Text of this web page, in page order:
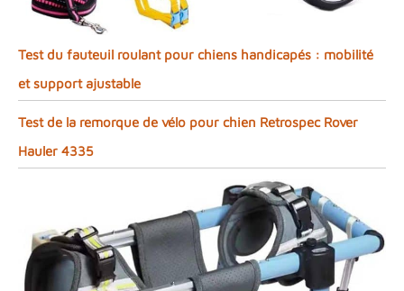
Test du fauteuil roulant pour chiens handicapés : mobilité
et support ajustable
Test de la remorque de vélo pour chien Retrospec Rover
Hauler 4335